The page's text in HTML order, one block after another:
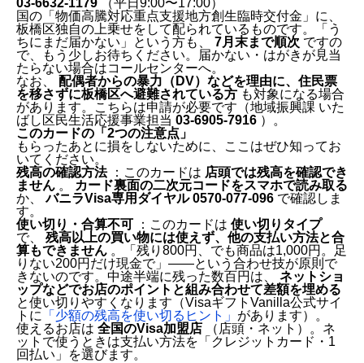
03-6632-1179 （平日9:00〜17:00）
国の「物価高騰対応重点支援地方創生臨時交付金」に、
板橋区独自の上乗せをして配られているものです。「う
ちにまだ届かない」という方も、 7月末まで順次 ですの
で、もう少しお待ちください。届かない・はがきが見当
たらない場合はコールセンターへ。
なお、 配偶者からの暴力（DV）などを理由に、住民票
を移さずに板橋区へ避難されている方 も対象になる場合
があります。こちらは申請が必要です（地域振興課 いた
ばし区民生活応援事業担当 03-6905-7916 ）。
このカードの「2つの注意点」
もらったあとに損をしないために、ここはぜひ知ってお
いてください。
残高の確認方法：このカードは 店頭では残高を確認でき
ません 。
カード裏面の二次元コードをスマホで読み取る
か、バニラVisa専用ダイヤル 0570-077-096 で確認しま
す。
使い切り・合算不可 ：このカードは 使い切りタイプ
で、 残高以上の買い物には使えず、他の支払い方法と合
算もできません 。「残り800円、でも商品は1,000円。足
りない200円だけ現金で」——という合わせ技が原則で
きないのです。中途半端に残った数百円は、 ネットショ
ップなどでお店のポイントと組み合わせて差額を埋める
と使い切りやすくなります（VisaギフトVanilla公式サイ
トに
「少額の残高を使い切るヒント」 があります）。
使えるお店は 全国のVisa加盟店 （店頭・ネット）。ネ
ットで使うときは支払い方法を「クレジットカード・1
回払い」を選びます。